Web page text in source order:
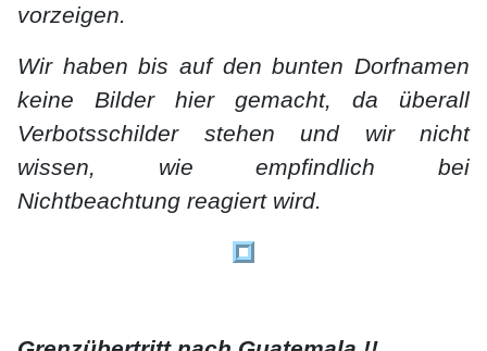
vorzeigen.
Wir haben bis auf den bunten Dorfnamen
keine Bilder hier gemacht, da überall
Verbotsschilder stehen und wir nicht
wissen, wie empfindlich bei
Nichtbeachtung reagiert wird.